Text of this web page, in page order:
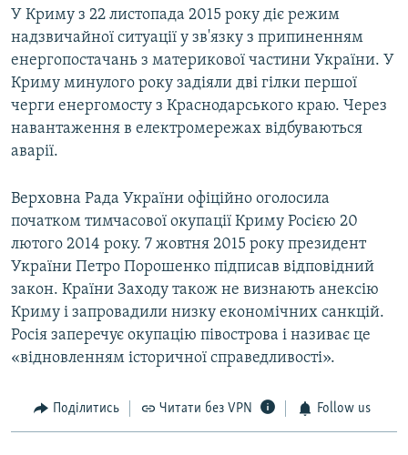
У Криму з 22 листопада 2015 року діє режим
надзвичайної ситуації у зв'язку з припиненням
енергопостачань з материкової частини України. У
Криму минулого року задіяли дві гілки першої
черги енергомосту з Краснодарського краю. Через
навантаження в електромережах відбуваються
аварії.
Верховна Рада України офіційно оголосила
початком тимчасової окупації Криму Росією 20
лютого 2014 року. 7 жовтня 2015 року президент
України Петро Порошенко підписав відповідний
закон. Країни Заходу також не визнають анексію
Криму і запровадили низку економічних санкцій.
Росія заперечує окупацію півострова і називає це
«відновленням історичної справедливості».
Поділитись Читати без VPN Follow us